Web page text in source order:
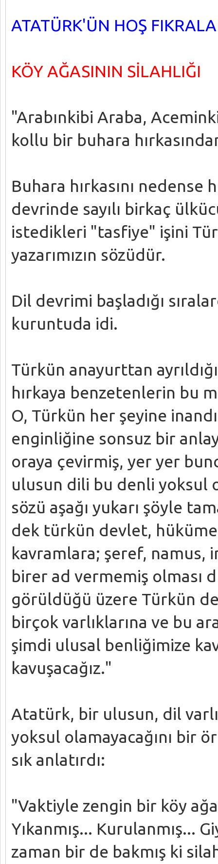
ATATÜRK'ÜN HOŞ
KÖY AĞASININ SİLAHLIĞI
"Arabınkibi Araba,
kollu bir buhara
Buhara hırkasını
devrinde sayılı birkaç
istedikleri "tasfiye" işini
yazarımızın sözüdür.
Dil devrimi başladığı
kuruntuda idi.
Türkün anayurttan
hırkaya benzetenlerin bu
O, Türkün her şeyine
enginliğine sonsuz bir
oraya çevirmiş, yer yer
ulusun dili bu denli yoksul
sözü aşağı yukarı şöyle
dek türkün devlet,
kavramlara; şeref, namus,
birer ad vermemiş olması
görüldüğü üzere Türkün
birçok varlıklarına ve bu
şimdi ulusal benliğimize
kavuşacağız."
Atatürk, bir ulusun, dil
yoksul olamayacağını bir
sık anlatırdı:
"Vaktiyle zengin bir köy
Yıkanmış... Kurulanmış...
zaman bir de bakmış ki